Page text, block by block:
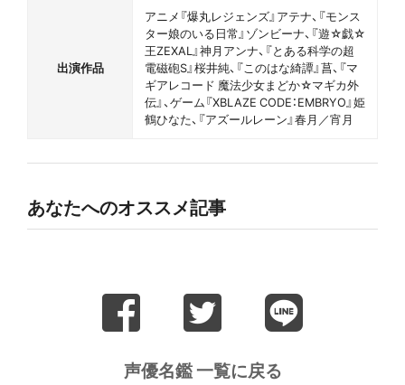
出演作品
アニメ『爆丸レジェンズ』アテナ、『モンス
ター娘のいる日常』ゾンビーナ、『遊☆戯☆
王ZEXAL』神月アンナ、『とある科学の超
電磁砲S』桜井純、『このはな綺譚』菖、『マ
ギアレコード 魔法少女まどか☆マギカ外
伝』、ゲーム『XBLAZE CODE：EMBRYO』姫
鶴ひなた、『アズールレーン』春月／宵月
あなたへのオススメ記事
声優名鑑 一覧に戻る